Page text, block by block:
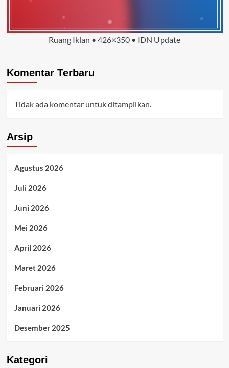
Ruang Iklan • 426×350 • IDN Update
Komentar Terbaru
Tidak ada komentar untuk ditampilkan.
Arsip
Agustus 2026
Juli 2026
Juni 2026
Mei 2026
April 2026
Maret 2026
Februari 2026
Januari 2026
Desember 2025
Kategori